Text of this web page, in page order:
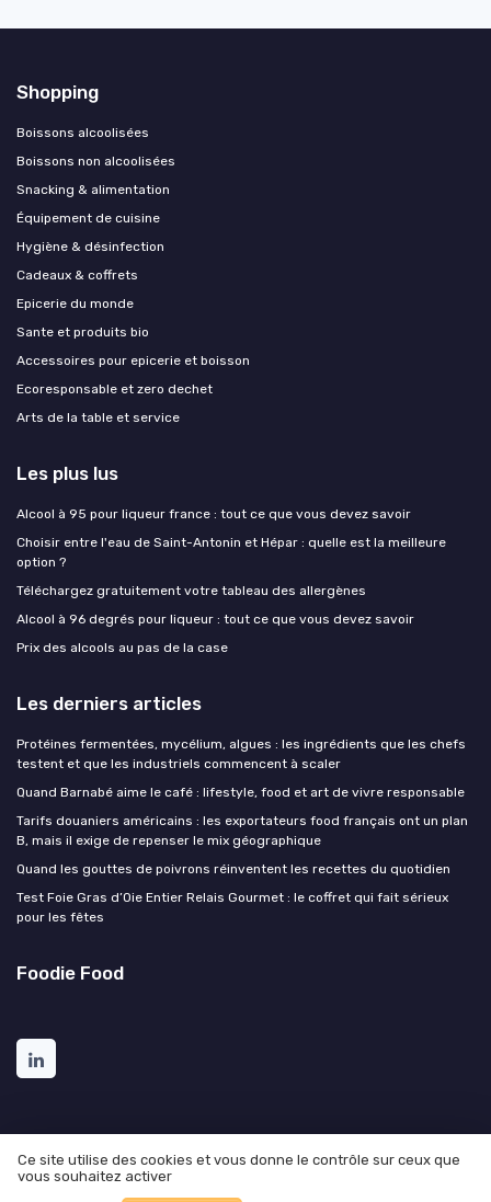
Shopping
Boissons alcoolisées
Boissons non alcoolisées
Snacking & alimentation
Équipement de cuisine
Hygiène & désinfection
Cadeaux & coffrets
Epicerie du monde
Sante et produits bio
Accessoires pour epicerie et boisson
Ecoresponsable et zero dechet
Arts de la table et service
Les plus lus
Alcool à 95 pour liqueur france : tout ce que vous devez savoir
Choisir entre l'eau de Saint-Antonin et Hépar : quelle est la meilleure
option ?
Téléchargez gratuitement votre tableau des allergènes
Alcool à 96 degrés pour liqueur : tout ce que vous devez savoir
Prix des alcools au pas de la case
Les derniers articles
Protéines fermentées, mycélium, algues : les ingrédients que les chefs
testent et que les industriels commencent à scaler
Quand Barnabé aime le café : lifestyle, food et art de vivre responsable
Tarifs douaniers américains : les exportateurs food français ont un plan
B, mais il exige de repenser le mix géographique
Quand les gouttes de poivrons réinventent les recettes du quotidien
Test Foie Gras d’Oie Entier Relais Gourmet : le coffret qui fait sérieux
pour les fêtes
Foodie Food
Mentions légales
Ce site utilise des cookies et vous donne le contrôle sur ceux que
vous souhaitez activer